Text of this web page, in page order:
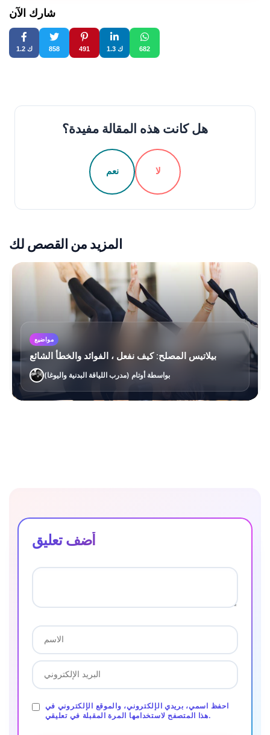
شارك الآن
1.2 ك 858 491 1.3 ك 682
هل كانت هذه المقالة مفيدة؟
نعم لا
المزيد من القصص لك
مواضيع
بيلاتيس المصلح: كيف نفعل ، الفوائد والخطأ الشائع
بواسطة أوتام (مدرب اللياقة البدنية واليوغا)
أضف تعليق
احفظ اسمي، بريدي الإلكتروني، والموقع الإلكتروني في
هذا المتصفح لاستخدامها المرة المقبلة في تعليقي.